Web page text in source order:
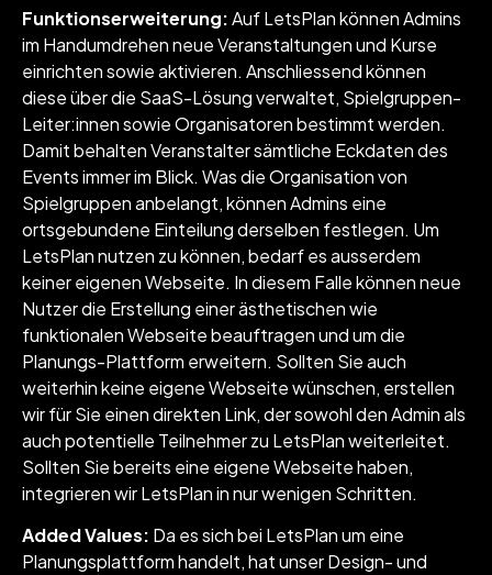
Funktionserweiterung:Auf LetsPlan können Admins
im Handumdrehen neue Veranstaltungen und Kurse
einrichten sowie aktivieren. Anschliessend können
diese über die SaaS-Lösung verwaltet, Spielgruppen-
Leiter:innen sowie Organisatoren bestimmt werden.
Damit behalten Veranstalter sämtliche Eckdaten des
Events immer im Blick. Was die Organisation von
Spielgruppen anbelangt, können Admins eine
ortsgebundene Einteilung derselben festlegen. Um
LetsPlan nutzen zu können, bedarf es ausserdem
keiner eigenen Webseite. In diesem Falle können neue
Nutzer die Erstellung einer ästhetischen wie
funktionalen Webseite beauftragen und um die
Planungs-Plattform erweitern. Sollten Sie auch
weiterhin keine eigene Webseite wünschen, erstellen
wir für Sie einen direkten Link, der sowohl den Admin als
auch potentielle Teilnehmer zu LetsPlan weiterleitet.
Sollten Sie bereits eine eigene Webseite haben,
integrieren wir LetsPlan in nur wenigen Schritten.
Added Values: Da es sich bei LetsPlan um eine
Planungsplattform handelt, hat unser Design- und